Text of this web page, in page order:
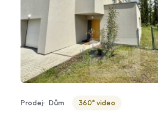
Typ nabídky
Prodej
Typ nemovitosti
Dům
Virtuální prohlídka
360° video